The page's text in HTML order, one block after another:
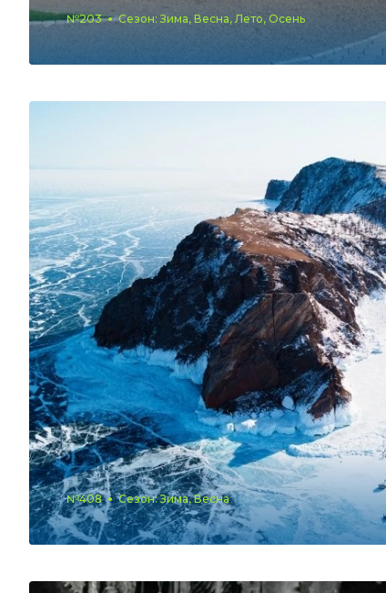
№203 Сезон: Зима, Весна, Лето, Осень
№408 Сезон: Зима, Весна